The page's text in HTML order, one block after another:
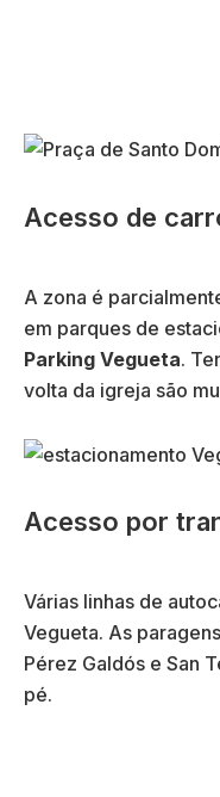
Acesso de
A zona é
em parques de
Parking Vegueta.
volta da igreja são
Acesso por
Várias linhas de
Vegueta. As
Pérez Galdós e San
pé.